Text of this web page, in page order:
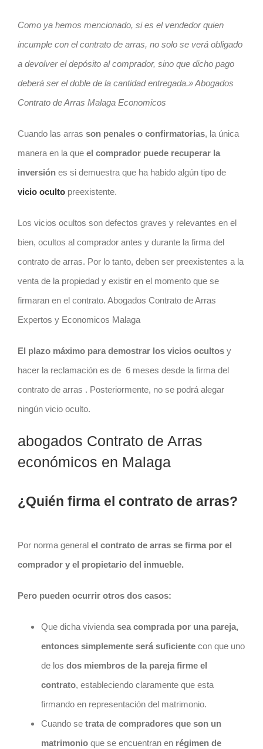
Como ya hemos mencionado, si es el vendedor quien
incumple con elcontratode arras, no solo se verá obligado
a devolver el depósito al comprador, sino que dicho pago
deberá ser el doble de la cantidad entregada.» Abogados
Contrato de Arras Malaga Economicos
Cuando las arras son penales o confirmatorias, la única
manera en la que el comprador puede recuperar la
inversiónes si demuestra que ha habido algún tipo de
vicio ocultopreexistente.
Los vicios ocultos son defectos graves y relevantes en el
bien, ocultos al comprador antes y durante la firma del
contratode arras. Por lo tanto, deben ser preexistentes a la
venta de la propiedad y existir en el momento que se
firmaran en el contrato. Abogados Contrato de Arras
Expertos y Economicos Malaga
El plazo máximo para demostrar los vicios ocultosy
hacer la reclamación es de 6 meses desde la firma del
contratode arras . Posteriormente, no se podrá alegar
ningún vicio oculto.
abogados Contrato de Arras
económicos en Malaga
¿Quién firma el contrato de arras?
Por norma general el contratode arras se firma por el
comprador y el propietario del inmueble.
Pero pueden ocurrir otros dos casos:
Que dicha vivienda sea comprada por una pareja,
entonces simplemente será suficientecon que uno
de los dos miembros de la pareja firme el
contrato, estableciendo claramente que esta
firmando en representación del matrimonio.
Cuando se trata de compradores que son un
matrimonioque se encuentran en régimen de